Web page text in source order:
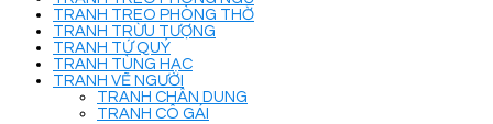
TRANH TREO PHÒNG THỜ
TRANH TRỪU TƯỢNG
TRANH TỨ QUÝ
TRANH TÙNG HẠC
TRANH VẼ NGƯỜI
TRANH CHÂN DUNG
TRANH CÔ GÁI